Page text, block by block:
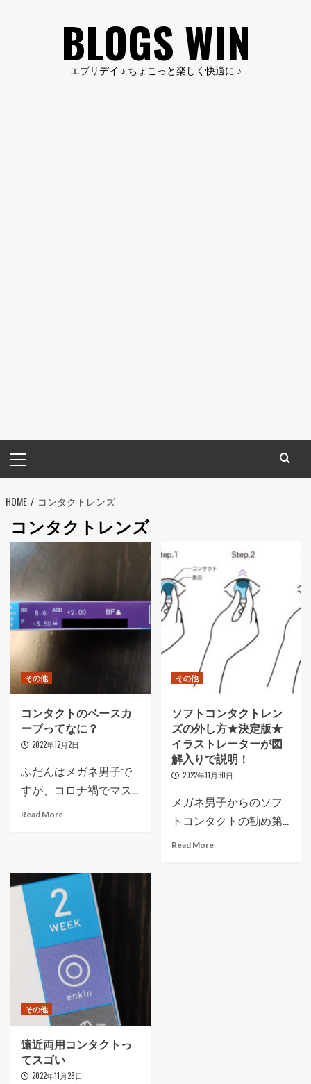
BLOGS WIN
エブリデイ ♪ ちょこっと楽しく快適に ♪
イ
ン
メ
ュ
ー
HOME コンタクトレンズ
コンタクトレンズ
その他
コンタクトのベースカ
ーブってなに？
2022年12月2日
ふだんはメガネ男子で
すが、コロナ禍でマス...
Read More
その他
ソフトコンタクトレン
ズの外し方★決定版★
イラストレーターが図
解入りで説明！
2022年11月30日
メガネ男子からのソフ
トコンタクトの勧め第...
Read More
その他
遠近両用コンタクトっ
てスゴい
2022年11月28日